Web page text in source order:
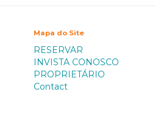
Mapa do Site
RESERVAR
INVISTA CONOSCO
PROPRIETÁRIO
Contact